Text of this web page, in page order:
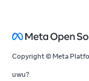
Copyright © Meta
uwu?